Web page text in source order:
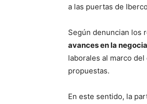
a las puertas de
Según denuncian los
avances en la
laborales al marco
propuestas.
En este sentido, la